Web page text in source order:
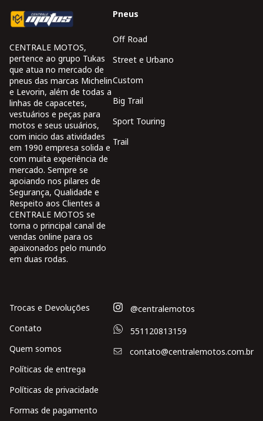
CENTRALE MOTOS,
pertence ao grupo Tukas
que atua no mercado de
pneus das marcas Michelin
e Levorin, além de todas a
linhas de capacetes,
vestuários e peças para
motos e seus usuários,
com inicio das atividades
em 1990 empresa solida e
com muita experiência de
mercado. Sempre se
apoiando nos pilares de
Segurança, Qualidade e
Respeito aos Clientes a
CENTRALE MOTOS se
torna o principal canal de
vendas online para os
apaixonados pelo mundo
em duas rodas.
Pneus
Off Road
Street e Urbano
Custom
Big Trail
Sport Touring
Trail
Trocas e Devoluções
Contato
Quem somos
Políticas de entrega
Políticas de privacidade
Formas de pagamento
@centralemotos
551120813159
contato@centralemotos.com.br